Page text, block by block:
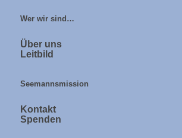
Wer wir sind…
Über uns
Leitbild
Seemannsmission
Kontakt
Spenden